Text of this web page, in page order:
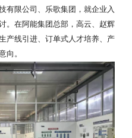
有限公司、乐歌集团，就企业入
。在阿能集团总部，高云、赵辉
产线引进、订单式人才培养、产
向。